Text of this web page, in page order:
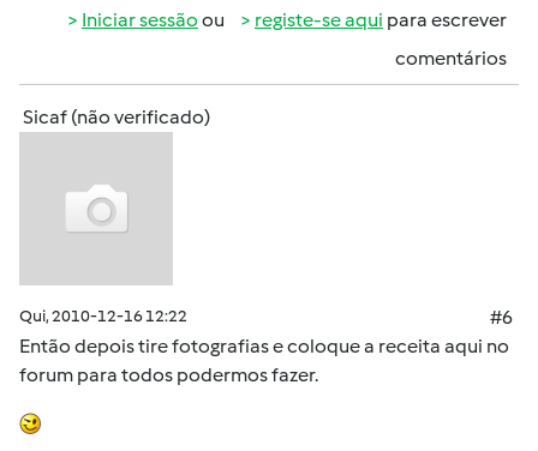
Iniciar sessão ou registe-se aqui para escrever
comentários
Sicaf (não verificado)
Qui, 2010-12-16 12:22
#6
Então depois tire fotografias e coloque a receita aqui no
forum para todos podermos fazer.